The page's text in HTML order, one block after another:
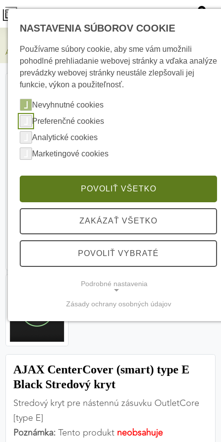
0
AJAX CenterCover (smart) type E Black Stredový kryt
AJAX CenterCover (smart) type E
Black Stredový kryt
Stredový kryt pre nástennú zásuvku OutletCore
[type E]
Poznámka: Tento produkt neobsahuje
NASTAVENIA SÚBOROV COOKIE
Používame súbory cookie, aby sme vám umožnili
pohodlné prehliadanie webovej stránky a vďaka analýze
prevádzky webovej stránky neustále zlepšovali jej
funkcie, výkon a použiteľnosť.
Nevyhnutné cookies
Preferenčné cookies
Analytické cookies
Marketingové cookies
POVOLIŤ VŠETKO
ZAKÁZAŤ VŠETKO
POVOLIŤ VYBRATÉ
Podrobné nastavenia
(vždy aktívne, nemožno vypnúť)
Tieto cookies sú potrebné na správne fungovanie
zabezpečiť jej plnú funkčnosť.
PREFERENČNÉ COOKIES
Zásady ochrany osobných údajov